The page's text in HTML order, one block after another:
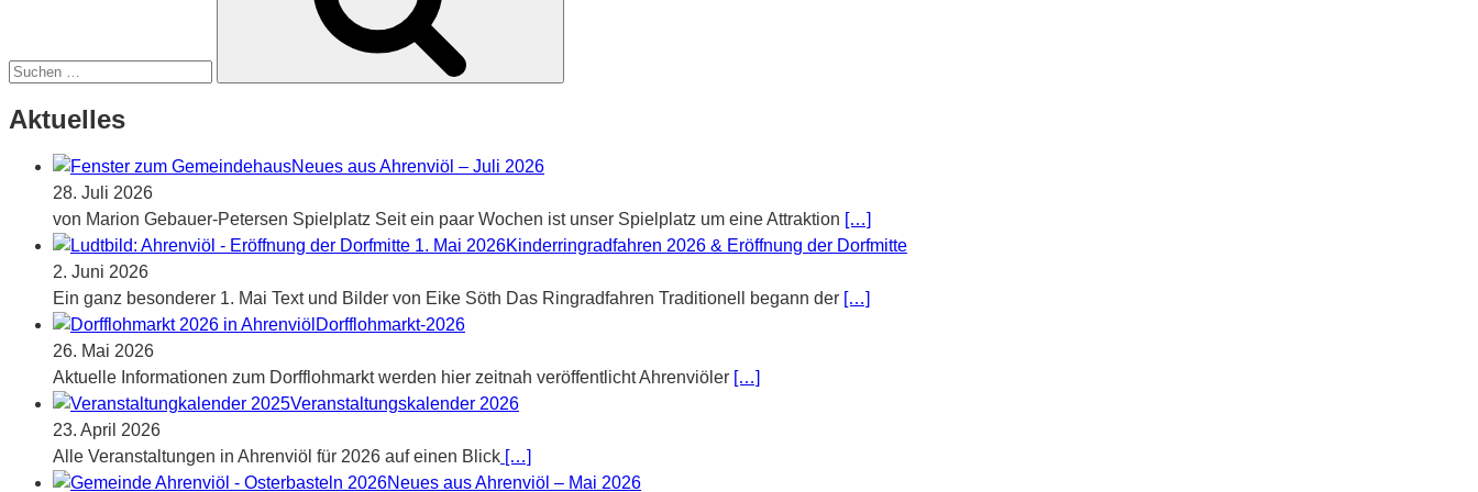
Aktuelles
Neues aus Ahrenviöl – Juli 2026
28. Juli 2026
von Marion Gebauer-Petersen Spielplatz Seit ein paar Wochen ist unser Spielplatz um eine Attraktion […]
Kinderringradfahren 2026 & Eröffnung der Dorfmitte
2. Juni 2026
Ein ganz besonderer 1. Mai Text und Bilder von Eike Söth Das Ringradfahren Traditionell begann der […]
Dorfflohmarkt-2026
26. Mai 2026
Aktuelle Informationen zum Dorfflohmarkt werden hier zeitnah veröffentlicht Ahrenviöler […]
Veranstaltungskalender 2026
23. April 2026
Alle Veranstaltungen in Ahrenviöl für 2026 auf einen Blick […]
Neues aus Ahrenviöl – Mai 2026